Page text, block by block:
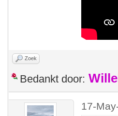
Zoek
Bedankt door:
17-